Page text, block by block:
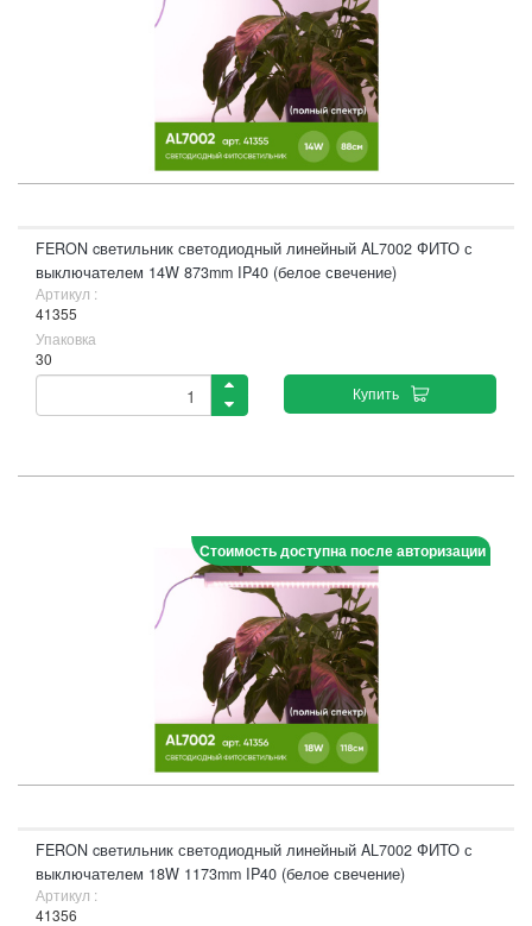
FERON cветильник светодиодный линейный AL7002 ФИТО с
выключателем 14W 873mm IP40 (белое свечение)
Артикул :
41355
Упаковка
30
Купить
Стоимость доступна после авторизации
FERON cветильник светодиодный линейный AL7002 ФИТО с
выключателем 18W 1173mm IP40 (белое свечение)
Артикул :
41356